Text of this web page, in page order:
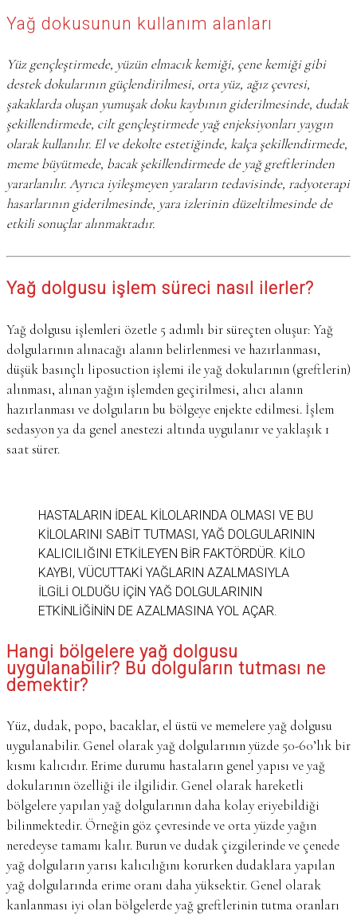
Yağ dokusunun kullanım alanları
Yüz gençleştirmede, yüzün elmacık kemiği, çene kemiği gibi
destek dokularının güçlendirilmesi, orta yüz, ağız çevresi,
şakaklarda oluşan yumuşak doku kaybının giderilmesinde, dudak
şekillendirmede, cilt gençleştirmede yağ enjeksiyonları yaygın
olarak kullanılır. El ve dekolte estetiğinde, kalça şekillendirmede,
meme büyütmede, bacak şekillendirmede de yağ greftlerinden
yararlanılır. Ayrıca iyileşmeyen yaraların tedavisinde, radyoterapi
hasarlarının giderilmesinde, yara izlerinin düzeltilmesinde de
etkili sonuçlar alınmaktadır.
Yağ dolgusu işlem süreci nasıl ilerler?
Yağ dolgusu işlemleri özetle 5 adımlı bir süreçten oluşur: Yağ
dolgularının alınacağı alanın belirlenmesi ve hazırlanması,
düşük basınçlı liposuction işlemi ile yağ dokularının (greftlerin)
alınması, alınan yağın işlemden geçirilmesi, alıcı alanın
hazırlanması ve dolguların bu bölgeye enjekte edilmesi. İşlem
sedasyon ya da genel anestezi altında uygulanır ve yaklaşık 1
saat sürer.
HASTALARIN IDEAL KILOLARINDA OLMASI VE BU
KILOLARINI SABIT TUTMASI, YAĞ DOLGULARININ
KALICILIĞINI ETKILEYEN BIR FAKTÖRDÜR. KILO
KAYBI, VÜCUTTAKI YAĞLARIN AZALMASIYLA
ILGILI OLDUĞU IÇIN YAĞ DOLGULARININ
ETKINLIĞININ DE AZALMASINA YOL AÇAR.
Hangi bölgelere yağ dolgusu
uygulanabilir? Bu dolguların tutması ne
demektir?
Yüz, dudak, popo, bacaklar, el üstü ve memelere yağ dolgusu
uygulanabilir. Genel olarak yağ dolgularının yüzde 50-60’lık bir
kısmı kalıcıdır. Erime durumu hastaların genel yapısı ve yağ
dokularının özelliği ile ilgilidir. Genel olarak hareketli
bölgelere yapılan yağ dolgularının daha kolay eriyebildiği
bilinmektedir. Örneğin göz çevresinde ve orta yüzde yağın
neredeyse tamamı kalır. Burun ve dudak çizgilerinde ve çenede
yağ dolguların yarısı kalıcılığını korurken dudaklara yapılan
yağ dolgularında erime oranı daha yüksektir. Genel olarak
kanlanması iyi olan bölgelerde yağ greftlerinin tutma oranları